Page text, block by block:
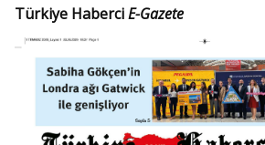
Türkiye HaberciE-Gazete